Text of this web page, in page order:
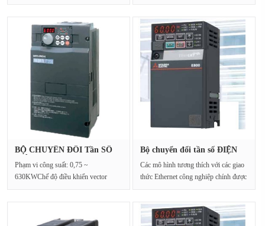
BỘ CHUYỂN ĐỔI Tần SỐ
Phạm vi công suất: 0,75 ~
630KWChế độ điều khiển vector
Bộ chuyển đổi tần số ĐIỆN
Các mô hình tương thích với các giao
thức Ethernet công nghiệp chính được